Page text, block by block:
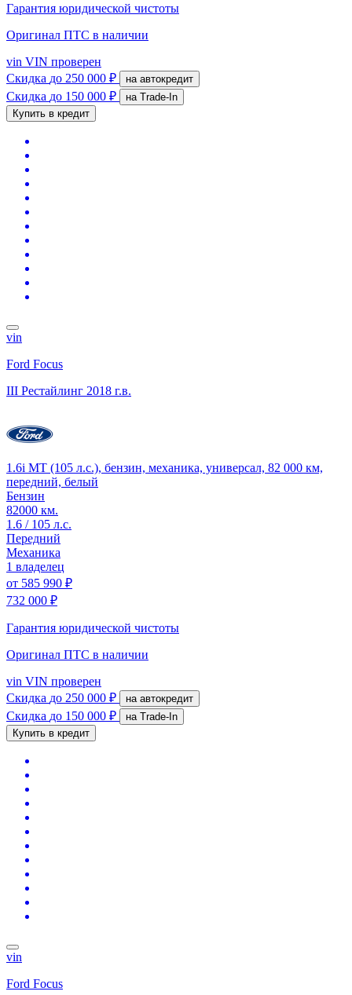
Гарантия юридической чистоты
Оригинал ПТС в наличии
vin VIN проверен
Скидка до 250 000 ₽ на автокредит
Скидка до 150 000 ₽
на Trade-In
Купить в кредит
vin
Ford Focus
III Рестайлинг 2018 г.в.
1.6i MT (105 л.с.), бензин, механика, универсал, 82 000 км,
передний, белый
Бензин
82000 км.
1.6 / 105 л.с.
Передний
Механика
1 владелец
от 585 990 ₽
732 000 ₽
Гарантия юридической чистоты
Оригинал ПТС в наличии
vin VIN проверен
Скидка до 250 000 ₽ на автокредит
Скидка до 150 000 ₽
на Trade-In
Купить в кредит
vin
Ford Focus